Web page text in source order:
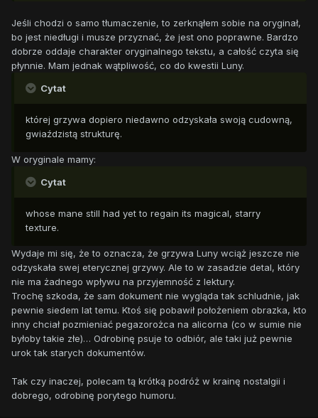
Jeśli chodzi o samo tłumaczenie, to zerknąłem sobie na oryginał,
bo jest niedługi i musze przyznać, że jest ono poprawne. Bardzo
dobrze oddaje charakter oryginalnego tekstu, a całość czyta się
płynnie. Mam jednak wątpliwość, co do kwestii Luny.
Cytat
której grzywa dopiero niedawno odzyskała swoją cudowną,
gwiaździstą strukturę.
W oryginale mamy:
Cytat
whose mane still had yet to regain its magical, starry
texture.
Wydaje mi się, że to oznacza, że grzywa Luny wciąż jeszcze nie
odzyskała swej eterycznej grzywy. Ale to w zasadzie detal, który
nie ma żadnego wpływu na przyjemność z lektury.
Trochę szkoda, że sam dokument nie wygląda tak schludnie, jak
pewnie siedem lat temu. Ktoś się pobawił położeniem obrazka, kto
inny chciał pozmieniać pegazorożca na alicorna (co w sumie nie
byłoby takie złe)… Odrobinę psuje to odbiór, ale taki już pewnie
urok tak starych dokumentów.
Tak czy inaczej, polecam tą krótką podróż w krainę nostalgii i
dobrego, odrobinę porytego humoru.